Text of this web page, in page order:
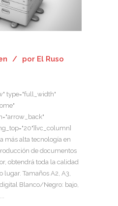
por El Ruso
type="full_width"
más alta tecnología en
de documentos
obtendrá toda la calidad
lugar. Tamaños A2, A3,
Blanco/Negro: bajo,